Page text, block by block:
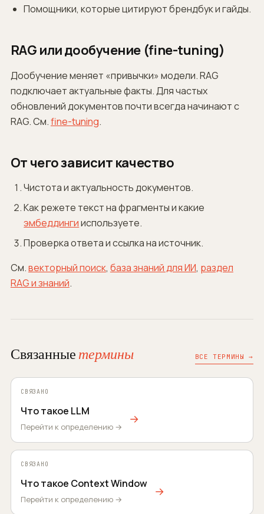
Помощники, которые цитируют брендбук и гайды.
RAG или дообучение (fine-tuning)
Дообучение меняет «привычки» модели. RAG
подключаетактуальные факты. Для частых
обновлений документов почти всегда начинают с
RAG. См.fine-tuning.
От чего зависит качество
Чистота и актуальность документов.
Как режете текст на фрагменты и какие
эмбеддингииспользуете.
Проверка ответа и ссылка на источник.
См.векторный поиск, база знаний для ИИ, раздел
RAG и знаний.
Связанныетермины ВСЕ ТЕРМИНЫ →
СВЯЗАНО
Что такое LLM
Перейти к определению →
→
СВЯЗАНО
Что такое Context Window
Перейти к определению →
→